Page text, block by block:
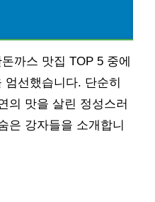
까스 맛집 TOP 5 중에
선했습니다. 단순히
의 맛을 살린 정성스러
은 강자들을 소개합니